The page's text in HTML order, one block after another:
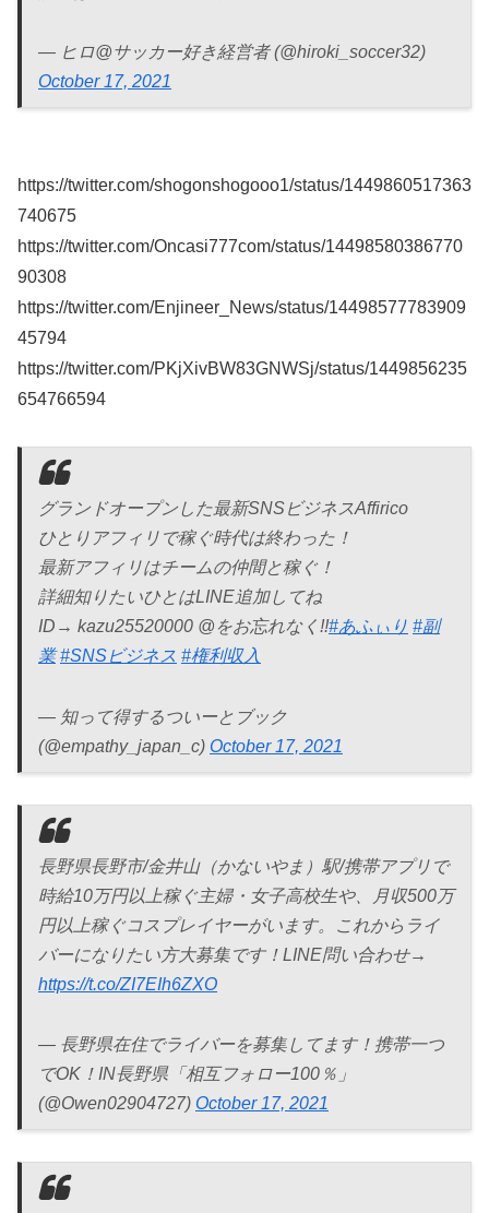
— ヒロ@サッカー好き経営者 (@hiroki_soccer32)
October 17, 2021
https://twitter.com/shogonshogooo1/status/1449860517363
740675
https://twitter.com/Oncasi777com/status/14498580386770
90308
https://twitter.com/Enjineer_News/status/14498577783909
45794
https://twitter.com/PKjXivBW83GNWSj/status/1449856235
654766594
グランドオープンした最新SNSビジネスAffirico
ひとりアフィリで稼ぐ時代は終わった！
最新アフィリはチームの仲間と稼ぐ！
詳細知りたいひとはLINE追加してね
ID→ kazu25520000 @をお忘れなく!!#あふぃり #副
業 #SNSビジネス #権利収入
— 知って得するついーとブック
(@empathy_japan_c) October 17, 2021
長野県長野市/金井山（かないやま）駅/携帯アプリで
時給10万円以上稼ぐ主婦・女子高校生や、月収500万
円以上稼ぐコスプレイヤーがいます。これからライ
バーになりたい方大募集です！LINE問い合わせ→
https://t.co/ZI7EIh6ZXO
— 長野県在住でライバーを募集してます！携帯一つ
でOK！IN長野県「相互フォロー100％」
(@Owen02904727) October 17, 2021